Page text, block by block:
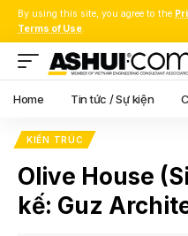
By using this site, you agree to the
Terms of Use.
Home Tin tức / Sự kiện
KIẾN TRÚC
Olive House
kế: Guz